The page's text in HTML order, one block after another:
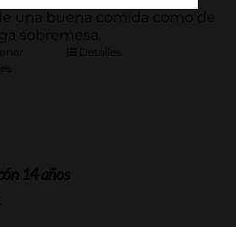
una buena comida como de
sobremesa.
Detalles
14 años